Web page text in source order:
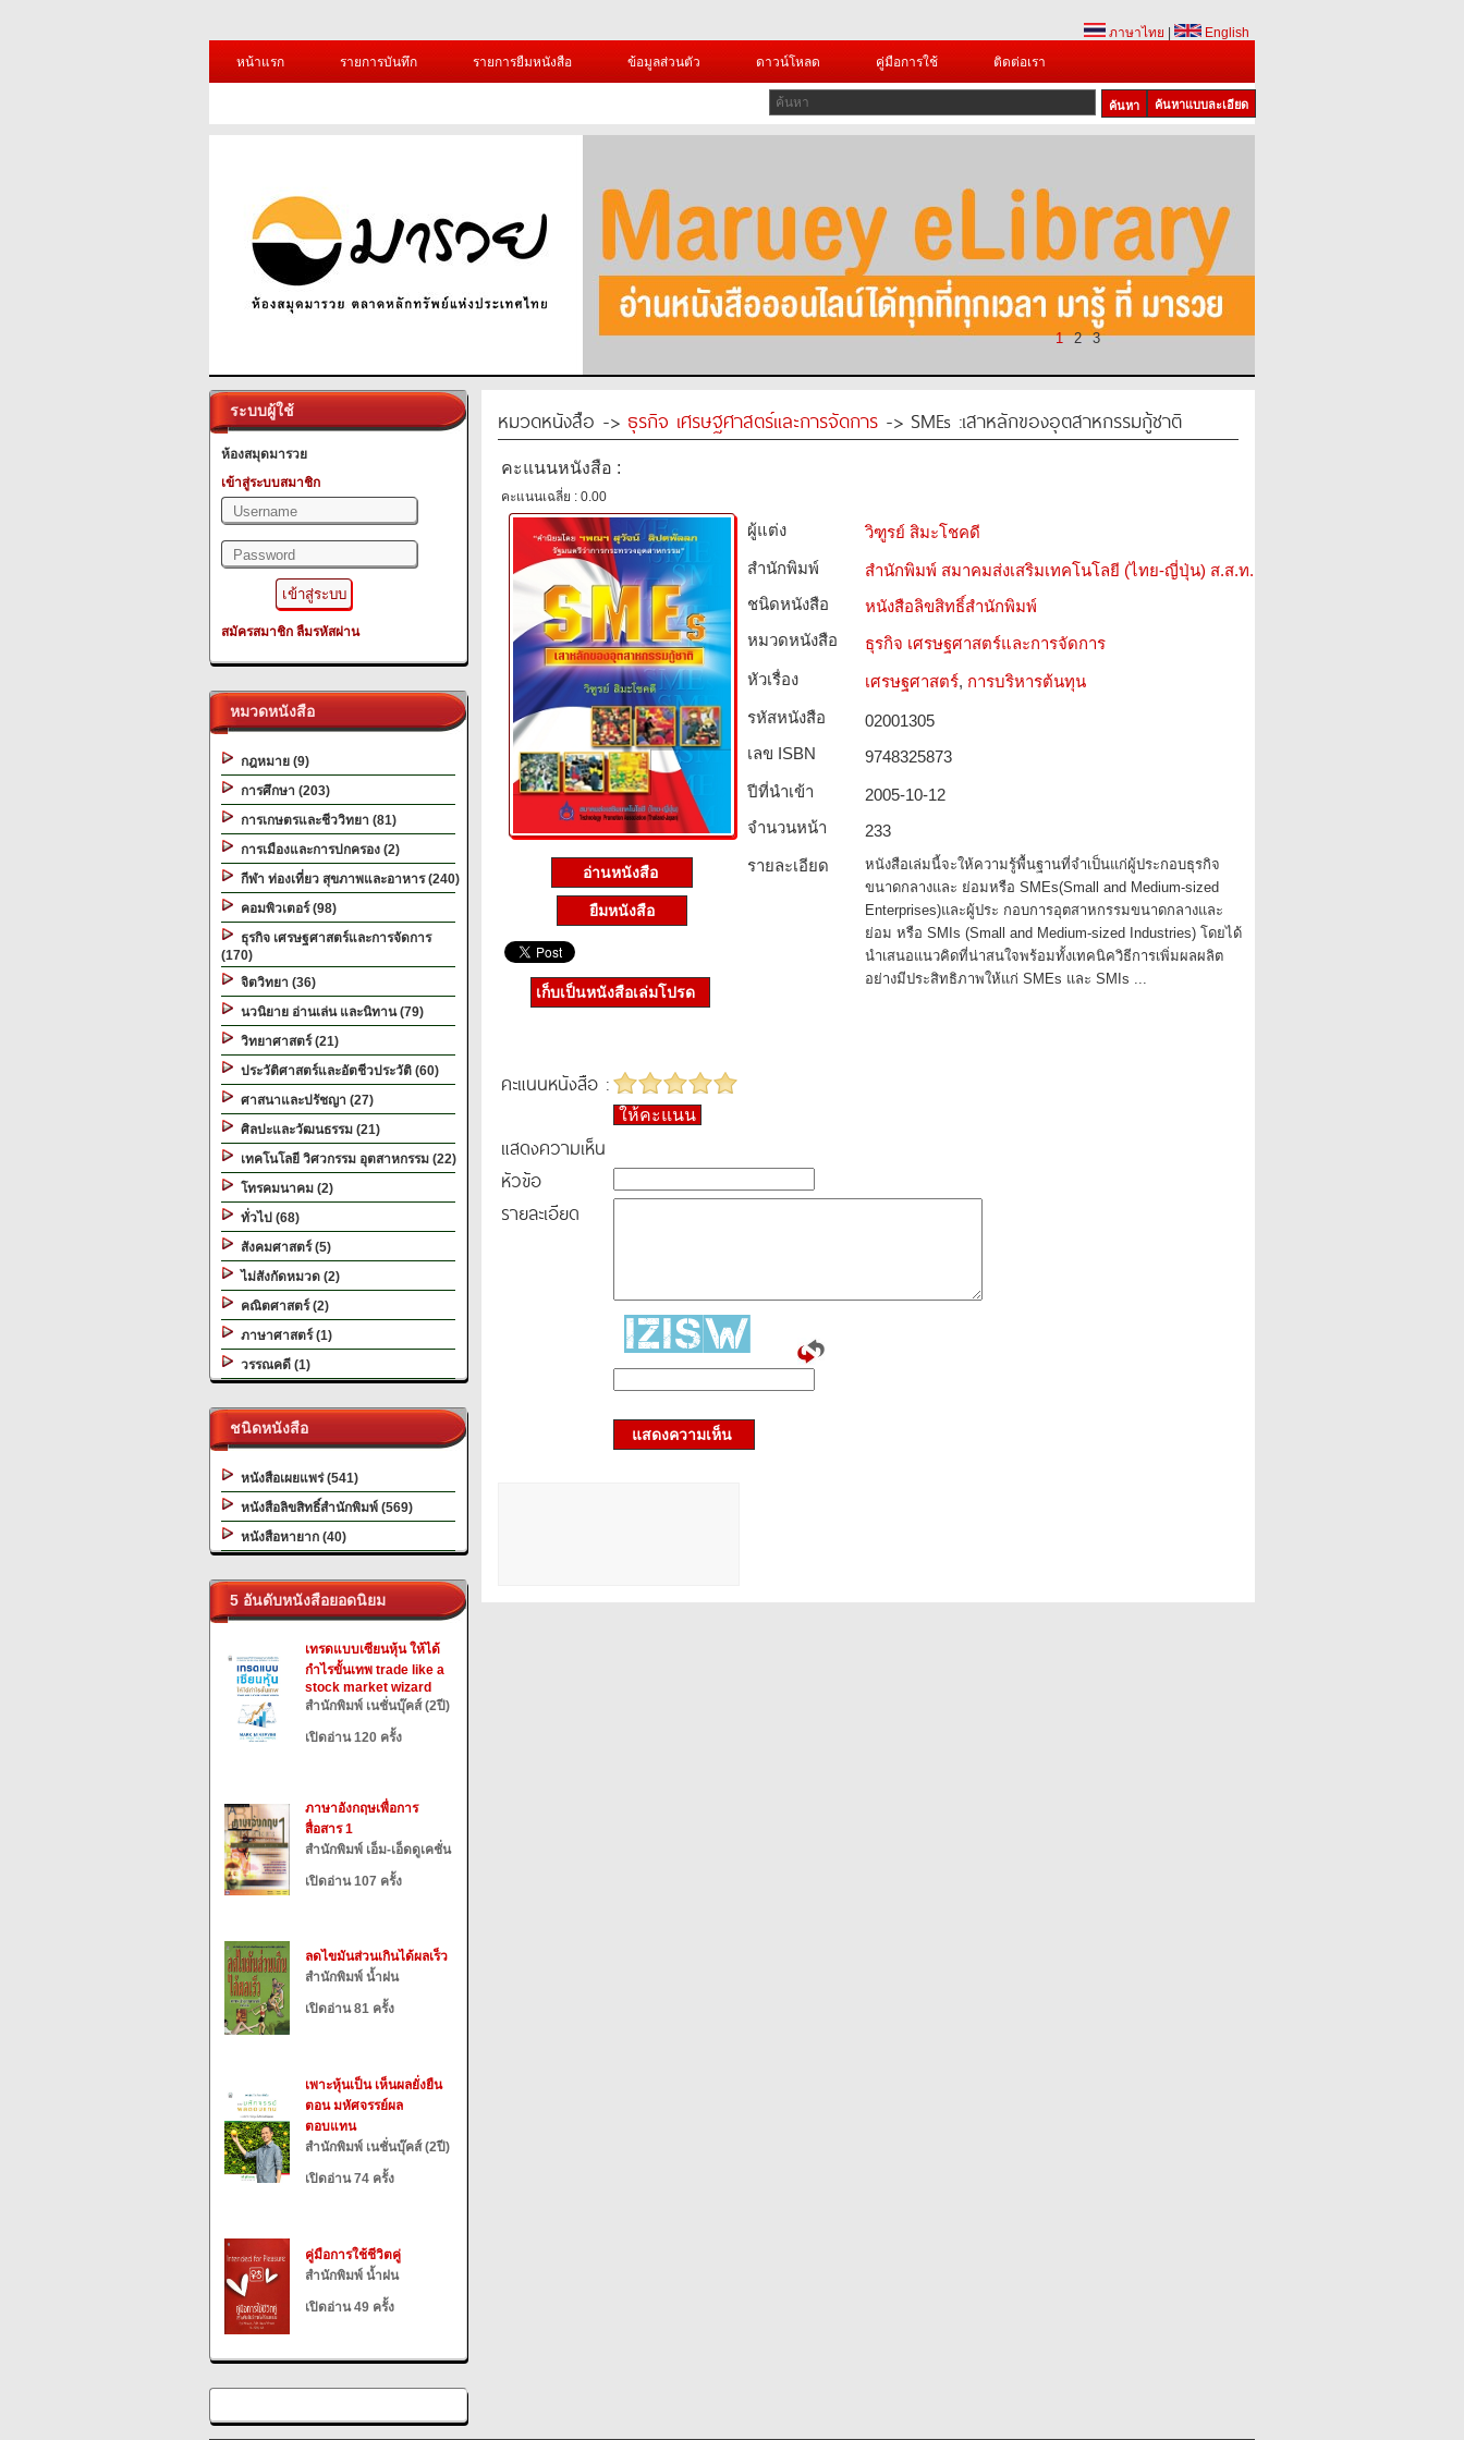
ภาษาไทย
English
หน้าแรก
รายการบันทึก รายการยืมหนังสือ ข้อมูลส่วนตัว ดาวน์โหลด คู่มือการใช้ ติดต่อเรา
ค้นหาแบบละเอียด
1 2 3
ระบบผู้ใช้
ห้องสมุดมารวย
เข้าสู่ระบบสมาชิก
สมัครสมาชิก ลืมรหัสผ่าน
หมวดหนังสือ
กฎหมาย (9)
การศึกษา (203)
การเกษตรและชีววิทยา (81)
การเมืองและการปกครอง (2)
กีฬา ท่องเที่ยว สุขภาพและอาหาร (240)
คอมพิวเตอร์ (98)
ธุรกิจ เศรษฐศาสตร์และการจัดการ
(170)
จิตวิทยา (36)
นวนิยาย อ่านเล่น และนิทาน (79)
วิทยาศาสตร์ (21)
ประวัติศาสตร์และอัตชีวประวัติ (60)
ศาสนาและปรัชญา (27)
ศิลปะและวัฒนธรรม (21)
เทคโนโลยี วิศวกรรม อุตสาหกรรม (22)
โทรคมนาคม (2)
ทั่วไป (68)
สังคมศาสตร์ (5)
ไม่สังกัดหมวด (2)
คณิตศาสตร์ (2)
ภาษาศาสตร์ (1)
วรรณคดี (1)
ชนิดหนังสือ
หนังสือเผยแพร่ (541)
หนังสือลิขสิทธิ์สำนักพิมพ์ (569)
หนังสือหายาก (40)
5 อันดับหนังสือยอดนิยม
เทรดแบบเซียนหุ้น ให้ได้
กำไรขั้นเทพ trade like a
stock market wizard
สำนักพิมพ์ เนชั่นบุ๊คส์ (2ปี)
เปิดอ่าน 120 ครั้ง
ภาษาอังกฤษเพื่อการ
สื่อสาร 1
สำนักพิมพ์ เอ็ม-เอ็ดดูเคชั่น
เปิดอ่าน 107 ครั้ง
ลดไขมันส่วนเกินได้ผลเร็ว
สำนักพิมพ์ น้ำฝน
เปิดอ่าน 81 ครั้ง
เพาะหุ้นเป็น เห็นผลยั่งยืน
ตอน มหัศจรรย์ผล
ตอบแทน
สำนักพิมพ์ เนชั่นบุ๊คส์ (2ปี)
เปิดอ่าน 74 ครั้ง
คู่มือการใช้ชีวิตคู่
สำนักพิมพ์ น้ำฝน
เปิดอ่าน 49 ครั้ง
หมวดหนังสือ -> ธุรกิจ เศรษฐศาสตร์และการจัดการ -> SMEs :เสาหลักของอุตสาหกรรมกู้ชาติ
คะแนนหนังสือ :
คะแนนเฉลี่ย : 0.00
อ่านหนังสือ
ยืมหนังสือ
ผู้แต่ง
วิฑูรย์ สิมะโชคดี
สำนักพิมพ์
สำนักพิมพ์ สมาคมส่งเสริมเทคโนโลยี (ไทย-ญี่ปุ่น) ส.ส.ท.
ชนิดหนังสือ­
หนังสือลิขสิทธิ์สำนักพิมพ์
หมวดหนังสือ­
ธุรกิจ เศรษฐศาสตร์และการจัดการ
หัวเรื่อง
เศรษฐศาสตร์, การบริหารต้นทุน
รหัสหนังสือ­
02001305
เลข ISBN
9748325873
ปีที่นำเข้า
2005-10-12
จำนวนหน้า
233
รายละเอียด
หนังสือเล่มนี้จะให้ความรู้พื้นฐานที่จำเป็นแก่ผู้ประกอบธุรกิจ
ขนาดกลางและ ย่อมหรือ SMEs(Small and Medium-sized
Enterprises)และผู้ประ กอบการอุตสาหกรรมขนาดกลางและ
ย่อม หรือ SMIs (Small and Medium-sized Industries) โดยได้
นำเสนอแนวคิดที่น่าสนใจพร้อมทั้งเทคนิควิธีการเพิ่มผลผลิต
อย่างมีประสิทธิภาพให้แก่ SMEs และ SMIs ...
เก็บเป็นหนังสือเล่มโปรด
คะแนนหนังสือ :
ให้คะแนน
แสดงความเห็น
หัวข้อ
รายละเอียด
แสดงความเห็น